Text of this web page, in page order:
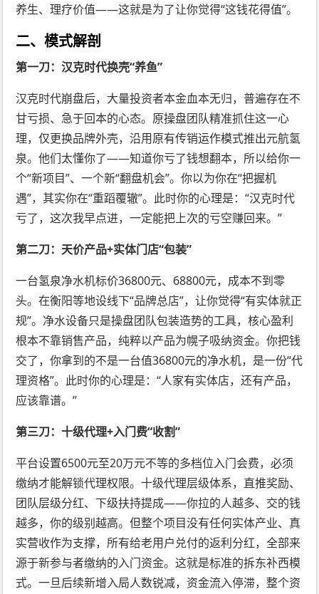
养生、理疗价值——这就是为了让你觉得“这钱花得值”。
二、模式解剖
第一刀：汉克时代换壳“养鱼”
汉克时代崩盘后，大量投资者本金血本无归，普遍存在不
甘亏损、急于回本的心态。原操盘团队精准抓住这一心
理，仅更换品牌外壳，沿用原有传销运作模式推出元航氢
泉。他们太懂你了——知道你亏了钱想翻本，所以给你一
个“新项目”、一个新“翻盘机会”。你以为你在“把握机
遇”，其实你在“重蹈覆辙”。此时你的心理是：“汉克时代
亏了，这次我早点进，一定能把上次的亏空赚回来。”
第二刀：天价产品+实体门店“包装”
一台氢泉净水机标价36800元、68800元，成本不到零
头。在衡阳等地设线下“品牌总店”，让你觉得“有实体就正
规”。净水设备只是操盘团队包装造势的工具，核心盈利
根本不靠销售产品，纯粹以产品为幌子吸纳资金。你把钱
交了，你拿到的不是一台值36800元的净水机，是一份“代
理资格”。此时你的心理是：“人家有实体店，还有产品，
应该靠谱。”
第三刀：十级代理+入门费“收割”
平台设置6500元至20万元不等的多档位入门会费，必须
缴纳才能解锁代理权限。十级代理层级体系，直推奖励、
团队层级分红、下级扶持提成——你拉的人越多、交的钱
越多，你的级别越高。但整个项目没有任何实体产业、真
实营收作为支撑，所有给老用户兑付的返利分红，全部来
源于新参与者缴纳的入门资金。这就是标准的拆东补西模
式。一旦后续新增入局人数锐减，资金流入停滞，整个资